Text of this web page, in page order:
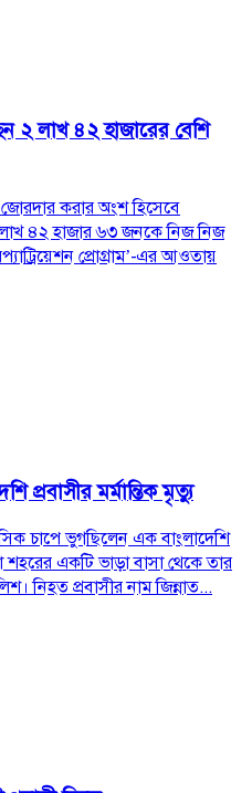
২ লাখ ৪২ হাজারের বেশি
করার অংশ হিসেবে
৪২ হাজার ৬৩ জনকে নিজ নিজ
প্রোগ্রাম’-এর আওতায়
প্রবাসীর মর্মান্তিক মৃত্যু
চাপে ভুগছিলেন এক বাংলাদেশি
শহরের একটি ভাড়া বাসা থেকে তার
নিহত প্রবাসীর নাম জিন্নাত...